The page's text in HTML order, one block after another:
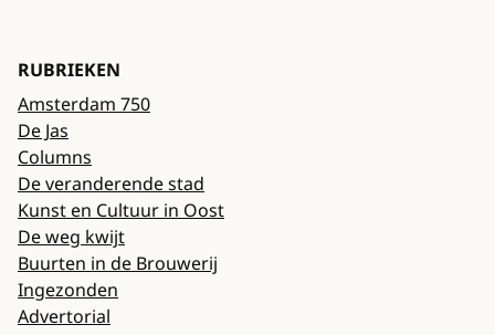
RUBRIEKEN
Amsterdam 750
De Jas
Columns
De veranderende stad
Kunst en Cultuur in Oost
De weg kwijt
Buurten in de Brouwerij
Ingezonden
Advertorial